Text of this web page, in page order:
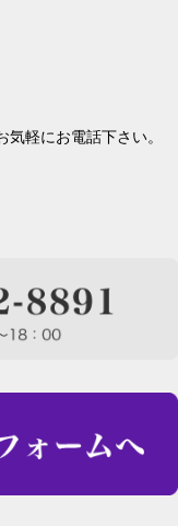
軽にお電話下さい。